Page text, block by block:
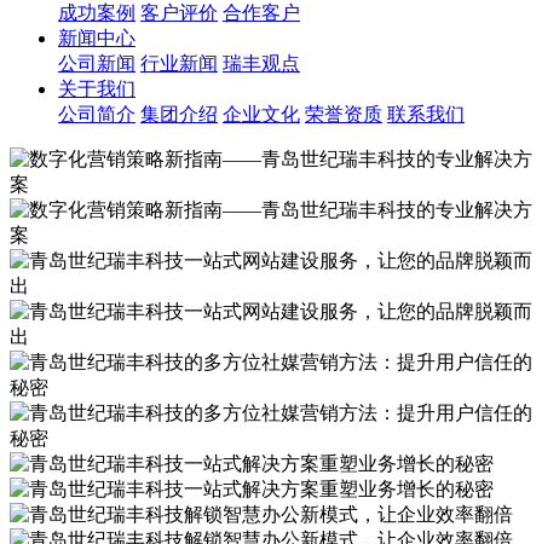
成功案例 客户评价 合作客户
新闻中心
公司新闻 行业新闻 瑞丰观点
关于我们
公司简介 集团介绍 企业文化 荣誉资质 联系我们